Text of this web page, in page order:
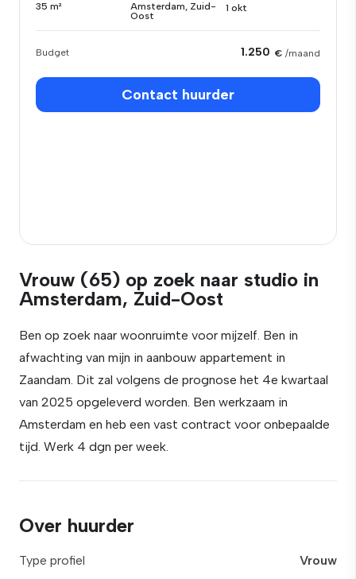
35 m²
Amsterdam, Zuid-
Oost
1 okt
Budget 1.250 € /maand
Contact huurder
Vrouw (65) op zoek naar studio in
Amsterdam, Zuid-Oost
Ben op zoek naar woonruimte voor mijzelf. Ben in
afwachting van mijn in aanbouw appartement in
Zaandam. Dit zal volgens de prognose het 4e kwartaal
van 2025 opgeleverd worden. Ben werkzaam in
Amsterdam en heb een vast contract voor onbepaalde
tijd. Werk 4 dgn per week.
Over huurder
Type profiel
Vrouw